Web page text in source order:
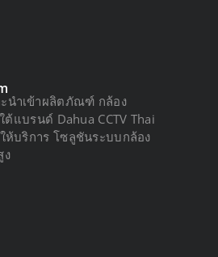
นำเข้าผลิตภัณฑ์ กล้อง
ต้แบรนด์ Dahua CCTV Thai
ห้บริการ โซลูชันระบบกล้อง
ง